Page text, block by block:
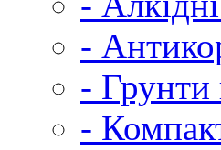
-
- Грунти
-